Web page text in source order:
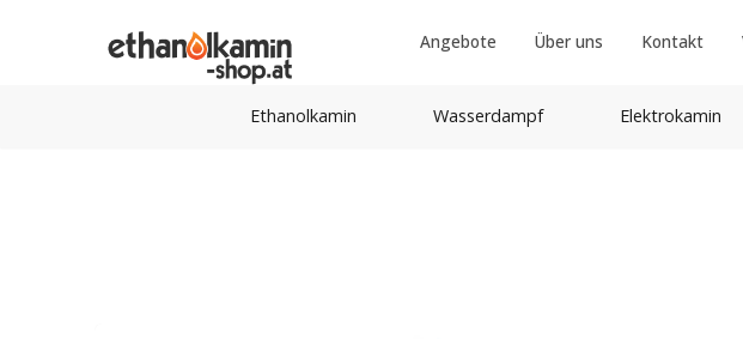
Angebote Über uns Kontakt
Ethanolkamin Wasserdampf Elektrokamin